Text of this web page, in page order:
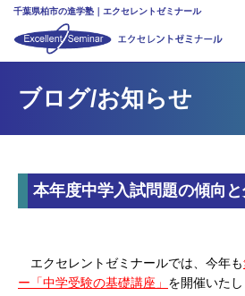
千葉県柏市の進学塾｜エクセレントゼミナール
塾の紹介
合格実績
入会案内
教室案内
新・主宰のブログ
ブログ/お知らせ
本年度中学入試問題の傾向
エクセレントゼミナールでは、今年も
ー「中学受験の基礎講座」 を開催いたし